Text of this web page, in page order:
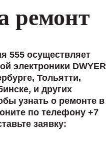
ремонт
555 осуществляет
электроники DWYER
Тольятти,
и других
узнать о ремонте в
по телефону +7
заявку: